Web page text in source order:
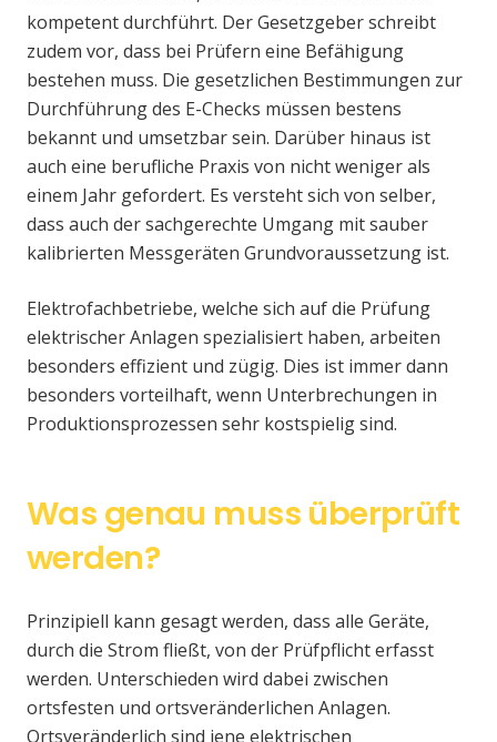
kompetent durchführt. Der Gesetzgeber schreibt
zudem vor, dass bei Prüfern eine Befähigung
bestehen muss. Die gesetzlichen Bestimmungen zur
Durchführung des E-Checks müssen bestens
bekannt und umsetzbar sein. Darüber hinaus ist
auch eine berufliche Praxis von nicht weniger als
einem Jahr gefordert. Es versteht sich von selber,
dass auch der sachgerechte Umgang mit sauber
kalibrierten Messgeräten Grundvoraussetzung ist.
Elektrofachbetriebe, welche sich auf die Prüfung
elektrischer Anlagen spezialisiert haben, arbeiten
besonders effizient und zügig. Dies ist immer dann
besonders vorteilhaft, wenn Unterbrechungen in
Produktionsprozessen sehr kostspielig sind.
Was genau muss überprüft
werden?
Prinzipiell kann gesagt werden, dass alle Geräte,
durch die Strom fließt, von der Prüfpflicht erfasst
werden. Unterschieden wird dabei zwischen
ortsfesten und ortsveränderlichen Anlagen.
Ortsveränderlich sind jene elektrischen